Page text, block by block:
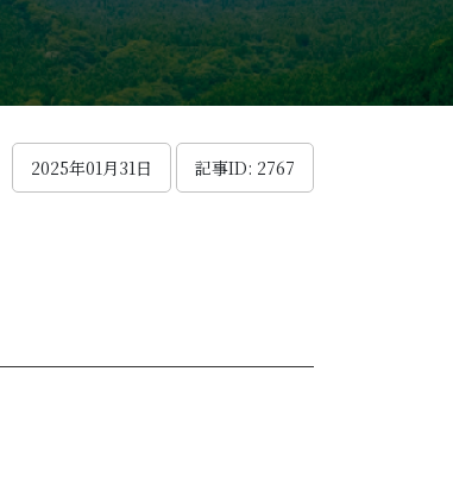
2025年01月31日 記事ID: 2767